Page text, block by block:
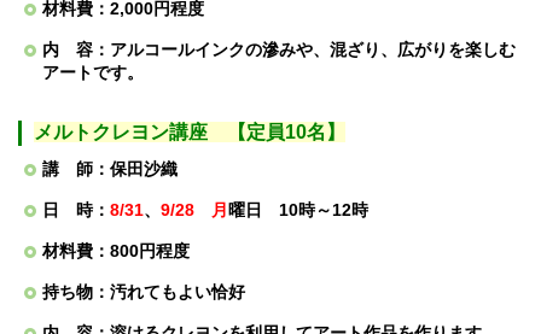
材料費：2,000円程度
内 容：アルコールインクの滲みや、混ざり、広がりを楽しむ
アートです。
メルトクレヨン講座 【定員10名】
講 師：保田沙織
日 時： 8/31、 9/28 月 曜日 10時～12時
材料費：800円程度
持ち物：汚れてもよい恰好